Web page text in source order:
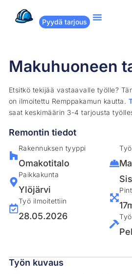
Pyydä tarjous
Makuhuoneen
Etsitkö tekijää vastaavalle työlle?
on ilmoitettu Remppakamun kautta.
saat keskimäärin 3-4 tarjousta
Remontin tiedot
Rakennuksen tyyppi
Omakotitalo
Paikkakunta
Ylöjärvi
Työ ilmoitettiin
28.05.2026
Työn kuvaus